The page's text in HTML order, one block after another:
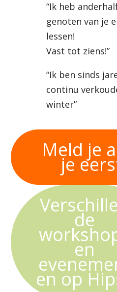
“Ik heb
genoten van je
lessen!
Vast tot ziens!”
“Ik ben sinds
continu
winter”
Meld je
je
de
en
en op